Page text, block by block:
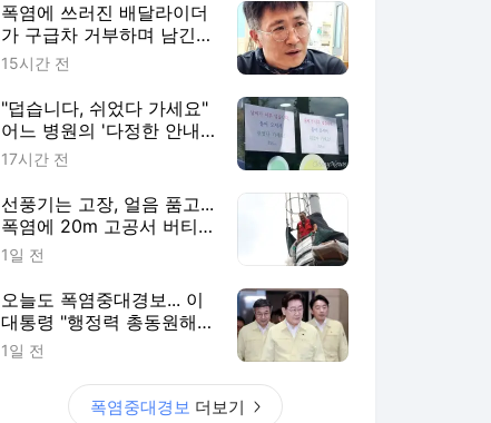
폭염에 쓰러진 배달라이더
가 구급차 거부하며 남긴
한마디
15시간 전
"덥습니다, 쉬었다 가세요"
어느 병원의 '다정한 안내
문'
17시간 전
선풍기는 고장, 얼음 품고...
폭염에 20m 고공서 버티
는 남자
1일 전
오늘도 폭염중대경보... 이
대통령 "행정력 총동원해
야"
1일 전
폭염중대경보 더보기